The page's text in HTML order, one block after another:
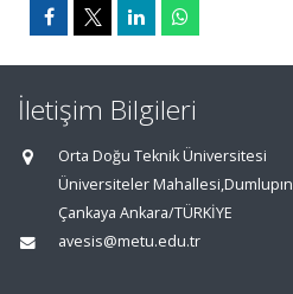
İletişim Bilgileri
Orta Doğu Teknik Üniversitesi
Üniversiteler
Çankaya Ankara/TÜRKİYE
avesis@metu.edu.tr